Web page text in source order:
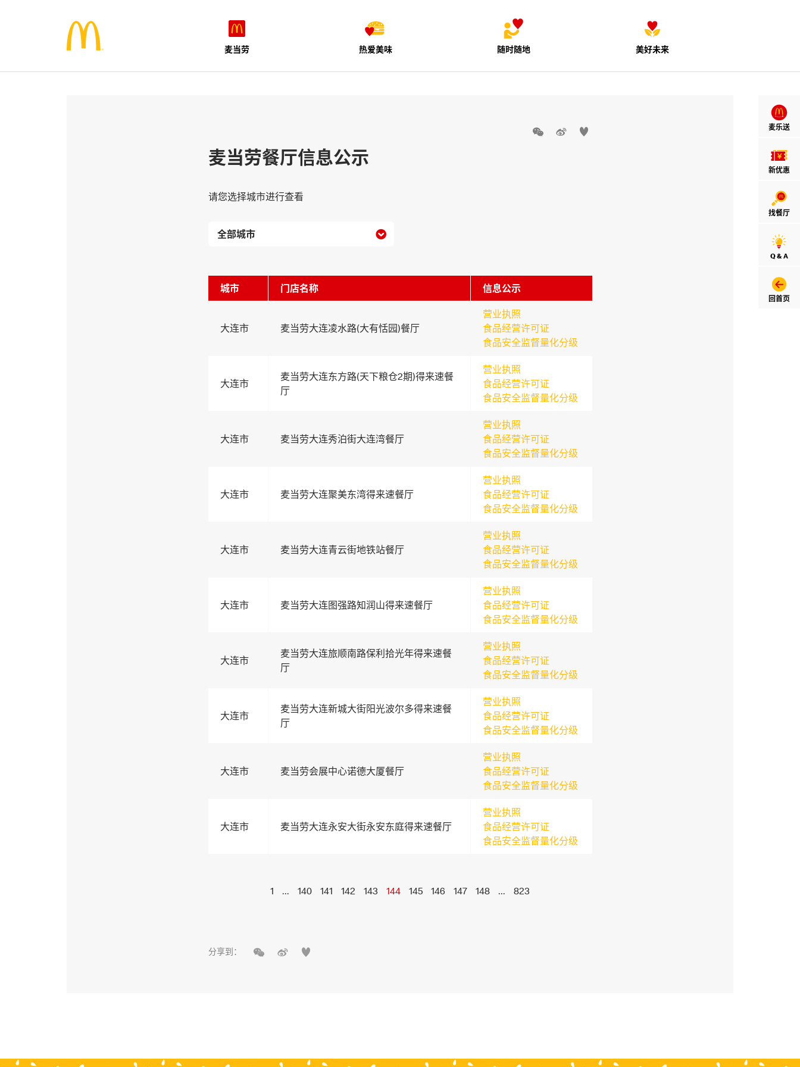
麦当劳 热爱美味 随时随地 美好未来
麦乐送
新优惠
找餐厅
Q & A
回首页
  
麦当劳餐厅信息公示
请您选择城市进行查看

城市 门店名称 信息公示
大连市 麦当劳大连凌水路(大有恬园)餐厅
营业执照
食品经营许可证
食品安全监督量化分级
大连市
麦当劳大连东方路(天下粮仓2期)得来速餐
厅
营业执照
食品经营许可证
食品安全监督量化分级
大连市 麦当劳大连秀泊街大连湾餐厅
营业执照
食品经营许可证
食品安全监督量化分级
大连市 麦当劳大连聚美东湾得来速餐厅
营业执照
食品经营许可证
食品安全监督量化分级
大连市 麦当劳大连青云街地铁站餐厅
营业执照
食品经营许可证
食品安全监督量化分级
大连市 麦当劳大连图强路知润山得来速餐厅
营业执照
食品经营许可证
食品安全监督量化分级
大连市
麦当劳大连旅顺南路保利拾光年得来速餐
厅
营业执照
食品经营许可证
食品安全监督量化分级
大连市
麦当劳大连新城大街阳光波尔多得来速餐
厅
营业执照
食品经营许可证
食品安全监督量化分级
大连市 麦当劳会展中心诺德大厦餐厅
营业执照
食品经营许可证
食品安全监督量化分级
大连市 麦当劳大连永安大街永安东庭得来速餐厅
营业执照
食品经营许可证
食品安全监督量化分级
1 ... 140 141 142 143 144 145 146 147 148 ... 823
分享到：   